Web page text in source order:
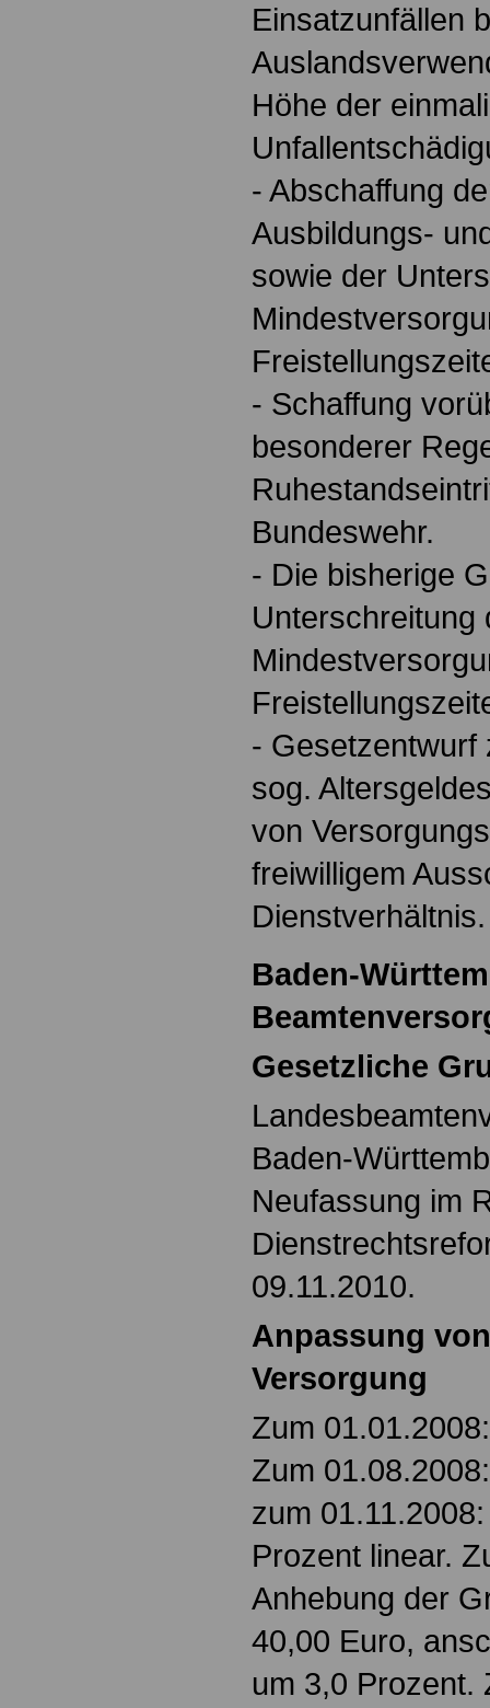
Einsatzunfällen
Höhe der
- Abschaffung
Ausbildungs-
sowie der
- Schaffung
besonderer
Bundeswehr.
- Die bisherige
Unterschreitung
- Gesetzentwurf
sog.
von
freiwilligem
Dienstverhältnis.
Baden-
Gesetzliche
Baden-
Neufassung im
09.11.2010.
Anpassung
Versorgung
Zum
Zum
zum
Prozent linear.
Anhebung der
40,00 Euro,
um 3,0 Prozent.